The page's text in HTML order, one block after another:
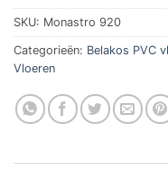
SKU: Monastro 920
Categorieën: Belakos PVC
Vloeren